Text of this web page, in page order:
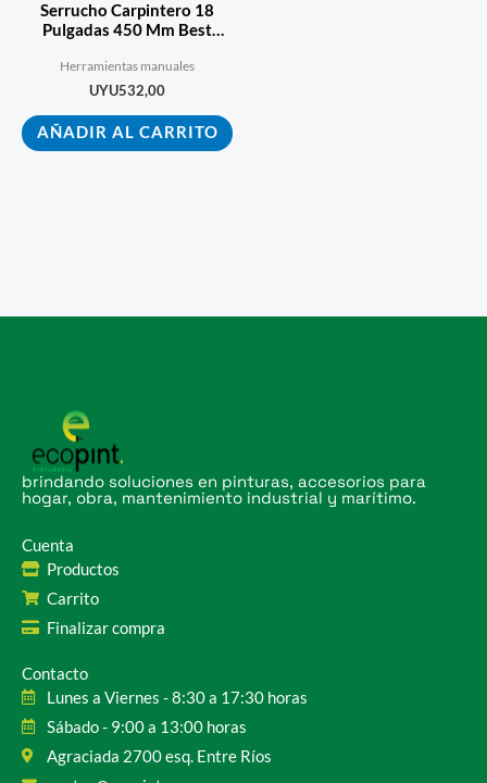
Serrucho Carpintero 18
Pulgadas 450 Mm Best
Herramientas manuales
UYU532,00
AÑADIR AL CARRITO
brindando soluciones en pinturas, accesorios para
hogar, obra, mantenimiento industrial y marítimo.
Cuenta
Productos
Carrito
Finalizar compra
Contacto
Lunes a Viernes - 8:30 a 17:30 horas
Sábado - 9:00 a 13:00 horas
Agraciada 2700 esq. Entre Ríos